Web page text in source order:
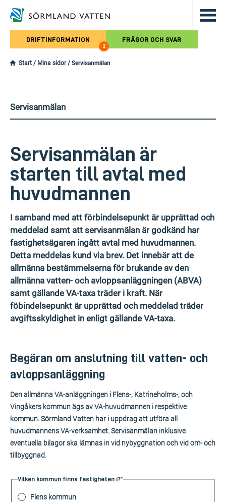
Hoppa till det huvudsakliga
DRIFTINFORMATION
2
FRÅGOR OCH SVAR
Start / Mina sidor/ Servisanmälan
Servisanmälan
Servisanmälan är
starten till avtal med
huvudmannen
I samband med att förbindelsepunkt är upprättad och
meddelad samt att servisanmälan är godkänd har
fastighetsägaren ingått avtal med huvudmannen.
Detta meddelas kund via brev. Det innebär att de
allmänna bestämmelserna för brukande av den
allmänna vatten- och avloppsanläggningen (ABVA)
samt gällande VA-taxa träder i kraft. När
föbindelsepunkt är upprättad och meddelad träder
avgiftsskyldighet in enligt gällande VA-taxa.
Begäran om anslutning till vatten- och
avloppsanläggning
Den allmänna VA-anläggningen i Flens-, Katrineholms-, och
Vingåkers kommun ägs av VA-huvudmannen i respektive
kommun. Sörmland Vatten har i uppdrag att utföra all
huvudmannens VA-verksamhet. Servisanmälan inklusive
eventuella bilagor ska lämnas in vid nybyggnation och vid om- och
tillbyggnad.
Vilken kommun finns fastigheten i?*
Flens kommun